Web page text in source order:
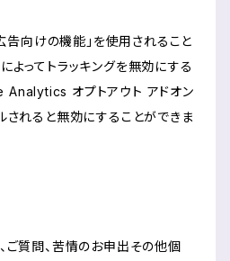
向けの機能」を使用されること
よってトラッキングを無効にする
Analytics オプトアウト アドオン
されると無効にすることができま
ご質問、苦情のお申出その他個